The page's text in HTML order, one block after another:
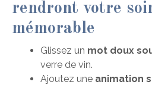
rendront votre
mémorable
Glissez un mot doux
verre de vin.
Ajoutez une animation